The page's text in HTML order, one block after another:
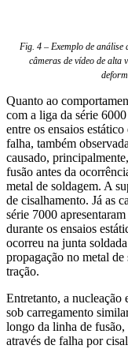
Fig. 4 – Exemplo de análise
câmeras de vídeo de alta
Quanto ao
com a liga da série
entre os ensaios
falha, também
causado,
fusão antes da
metal de soldagem. A
de cisalhamento. Já as
série 7000
durante os ensaios
ocorreu na junta
propagação no metal
tração.
Entretanto, a nucleação
sob carregamento
longo da linha de fusão,
através de falha por